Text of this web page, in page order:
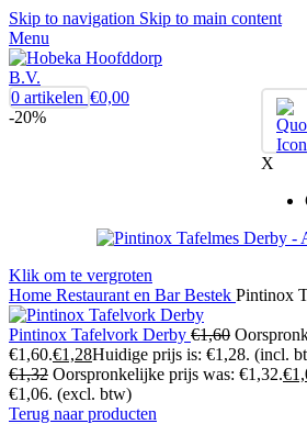
Skip to navigation Skip to main content
Menu
X
0 artikelen €0,00
-20%
Klik om te vergroten
Home Restaurant en BarBestek Pintinox
Pintinox Tafelvork Derby €1,60
€1,60.€1,28Huidige prijs is: €1,28. (incl.
€1,32 Oorspronkelijke prijs was: €1,32.€
€1,06. (excl. btw)
Terug naar producten